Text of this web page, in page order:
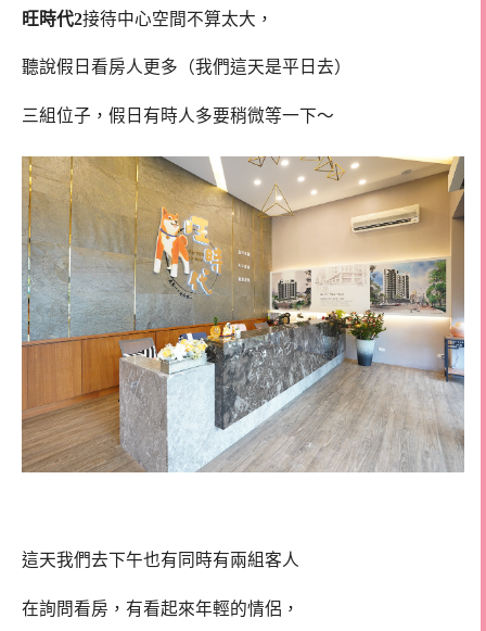
旺時代2接待中心空間不算太大，
聽說假日看房人更多（我們這天是平日去）
三組位子，假日有時人多要稍微等一下～
這天我們去下午也有同時有兩組客人
在詢問看房，有看起來年輕的情侶，